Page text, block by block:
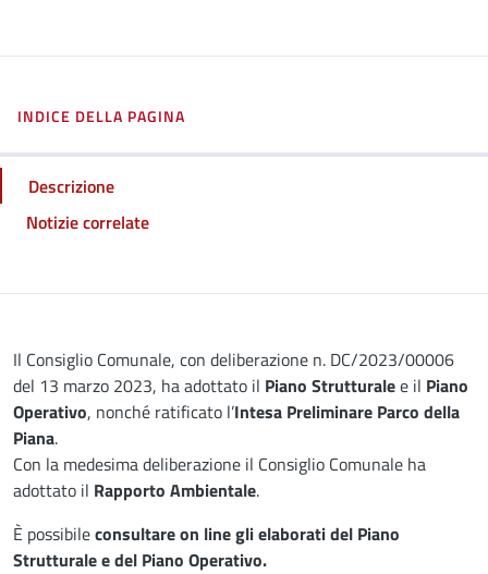
INDICE DELLA PAGINA
Descrizione
Notizie correlate
Descrizione
Il Consiglio Comunale, con deliberazione n. DC/2023/00006
del 13 marzo 2023, ha adottato il Piano Strutturalee il Piano
Operativo, nonché ratificato l’Intesa Preliminare Parco della
Piana.
Con la medesima deliberazione il Consiglio Comunale ha
adottato il Rapporto Ambientale.
È possibileconsultare on line gli elaborati del Piano
Strutturale e del Piano Operativo.